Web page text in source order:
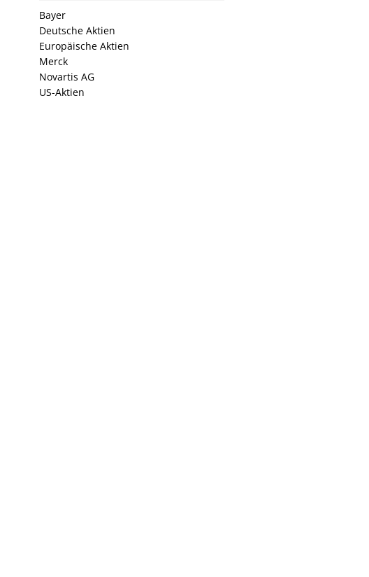
Bayer
Deutsche Aktien
Europäische Aktien
Merck
Novartis AG
US-Aktien